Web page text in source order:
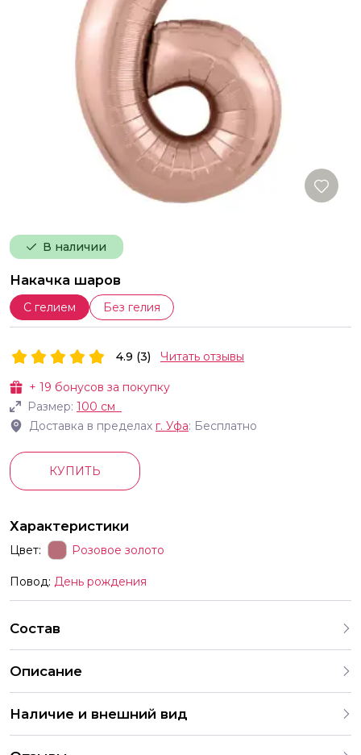
В наличии
Накачка шаров
С гелием Без гелия
+ 19 бонусов за покупку
Размер: 100 см
Доставка в пределах г. Уфа: Бесплатно
4.9 (3) Читать отзывы
КУПИТЬ
Характеристики
Цвет: Розовое золото
Повод: День рождения
Состав
Описание
надутые высота 100см розовое золото Цифра имеет
встроенный клапан и специальные крепления для
монтажа Эта конструкция позволяет создать композицию
Наличие и внешний вид